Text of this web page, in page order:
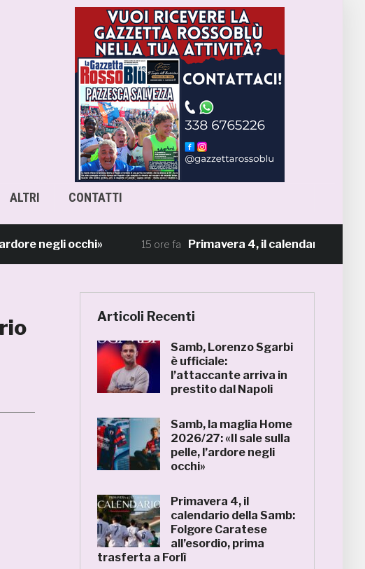
ALTRI CONTATTI
negli occhi» 15 ore fa Primavera 4, il calendario della
Articoli Recenti
Samb, Lorenzo Sgarbi
è ufficiale:
l’attaccante arriva in
prestito dal Napoli
Samb, la maglia Home
2026/27: «Il sale sulla
pelle, l’ardore negli
occhi»
Primavera 4, il
calendario della Samb:
Folgore Caratese
all’esordio, prima
trasferta a Forlì